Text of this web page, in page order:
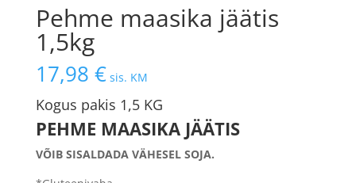
Pehme maasika jäätis
1,5kg
17,98 € sis. KM
Kogus pakis 1,5 KG
PEHME MAASIKA JÄÄTIS
VÕIB SISALDADA VÄHESEL SOJA.